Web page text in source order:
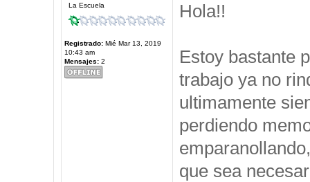
La Escuela
Registrado:Mié Mar 13, 2019
10:43 am
Mensajes:2
Hola!!
Estoy bastante
trabajo ya no
ultimamente
perdiendo
que sea